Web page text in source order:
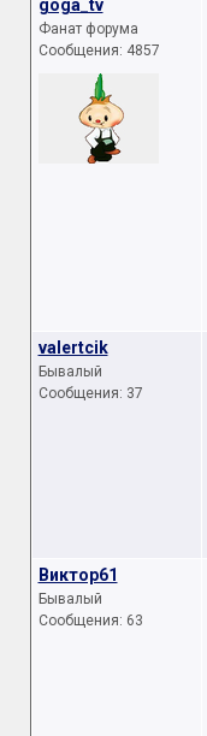
goga_tv
Фанат форума
Сообщения: 4857
valertcik
Бывалый
Сообщения: 37
Виктор61
Бывалый
Сообщения: 63